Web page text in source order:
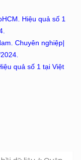
Hiệu quả số 1
Chuyên nghiệp|
quả số 1 tại Việt